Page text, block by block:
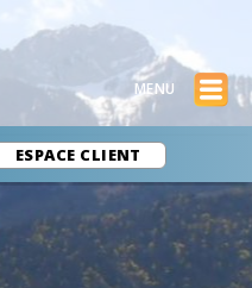
ESPACE CLIENT